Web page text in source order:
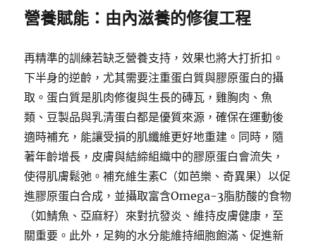
營養賦能：由內滋養的修復工程
再精準的訓練若缺乏營養支持，效果也將大打折扣。
下半身的逆齡，尤其需要注重蛋白質與膠原蛋白的攝
取。蛋白質是肌肉修復與生長的磚瓦，雞胸肉、魚
類、豆製品與乳清蛋白都是優質來源，確保在運動後
適時補充，能讓受損的肌纖維更好地重建。同時，隨
著年齡增長，皮膚與結締組織中的膠原蛋白會流失，
使得肌膚鬆弛。補充維生素C（如芭樂、奇異果）以促
進膠原蛋白合成，並攝取富含Omega-3脂肪酸的食物
（如鯖魚、亞麻籽）來對抗發炎、維持皮膚健康，至
關重要。此外，足夠的水分能維持細胞飽滿、促進新